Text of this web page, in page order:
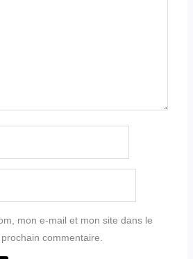
mon e-mail et mon site dans le
commentaire.